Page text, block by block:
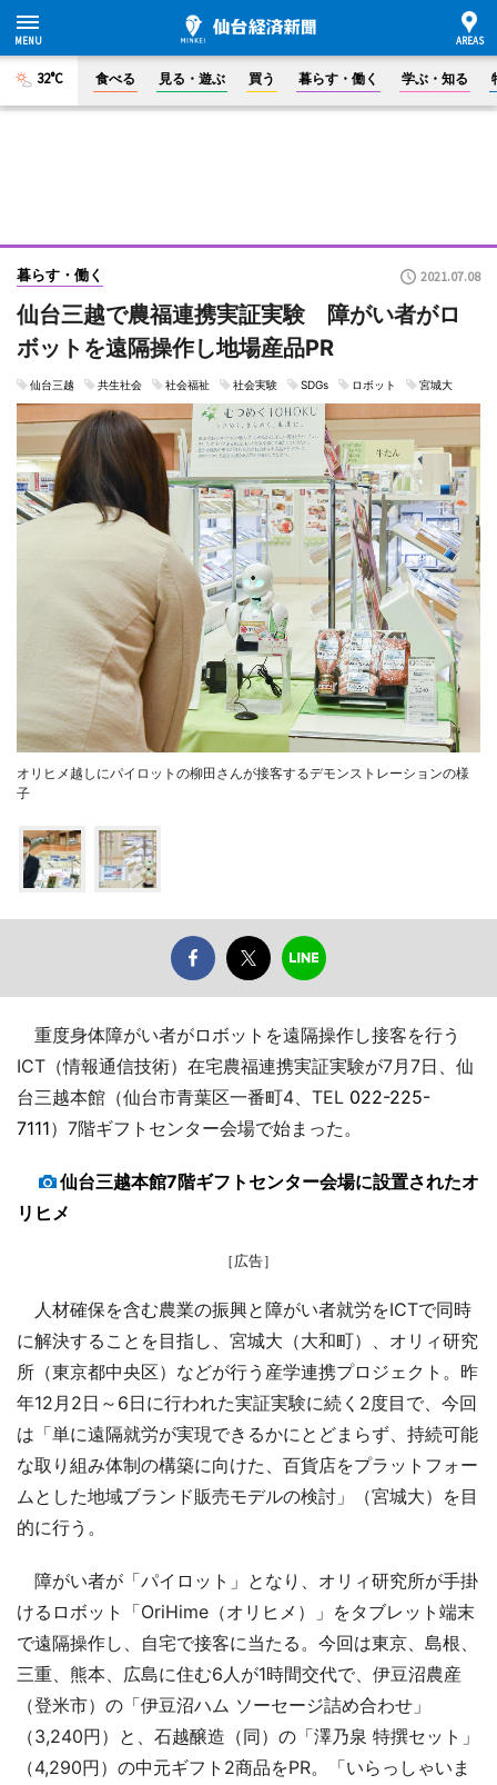
32°C 食べる 見る・遊ぶ 買う 暮らす・働く 学ぶ・知る
暮らす・働く 2021.07.08
仙台三越で農福連携実証実験 障がい者がロ
ボットを遠隔操作し地場産品PR
仙台三越 共生社会 社会福祉 社会実験 SDGs ロボット 宮城大
オリヒメ越しにパイロットの柳田さんが接客するデモンストレーションの様
子
重度身体障がい者がロボットを遠隔操作し接客を行う
ICT（情報通信技術）在宅農福連携実証実験が7月7日、仙
台三越本館（仙台市青葉区一番町4、TEL 022-225-
7111）7階ギフトセンター会場で始まった。
仙台三越本館7階ギフトセンター会場に設置されたオ
リヒメ
［広告］
人材確保を含む農業の振興と障がい者就労をICTで同時
に解決することを目指し、宮城大（大和町）、オリィ研究
所（東京都中央区）などが行う産学連携プロジェクト。昨
年12月2日～6日に行われた実証実験に続く2度目で、今回
は「単に遠隔就労が実現できるかにとどまらず、持続可能
な取り組み体制の構築に向けた、百貨店をプラットフォー
ムとした地域ブランド販売モデルの検討」（宮城大）を目
的に行う。
障がい者が「パイロット」となり、オリィ研究所が手掛
けるロボット「OriHime（オリヒメ）」をタブレット端末
で遠隔操作し、自宅で接客に当たる。今回は東京、島根、
三重、熊本、広島に住む6人が1時間交代で、伊豆沼農産
（登米市）の「伊豆沼ハム ソーセージ詰め合わせ」
（3,240円）と、石越醸造（同）の「澤乃泉 特撰セット」
（4,290円）の中元ギフト2商品をPR。「いらっしゃいま